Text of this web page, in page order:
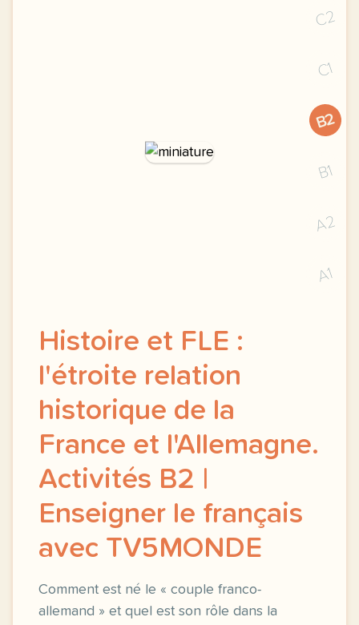
C2
C1
B2
B1
A2
A1
Histoire et FLE :
l'étroite relation
historique de la
France et l'Allemagne.
Activités B2 |
Enseigner le français
avec TV5MONDE
Comment est né le « couple franco-
allemand » et quel est son rôle dans la